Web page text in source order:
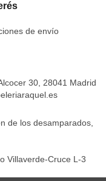
de envío
30, 28041 Madrid
de los desamparados,
Villaverde-Cruce L-3